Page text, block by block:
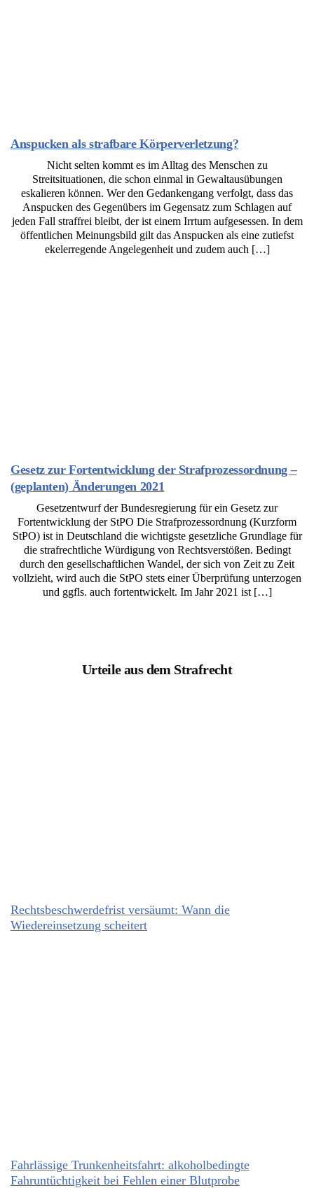
Anspucken als strafbare Körperverletzung?
Nicht selten kommt es im Alltag des Menschen zu
Streitsituationen, die schon einmal in Gewaltausübungen
eskalieren können. Wer den Gedankengang verfolgt, dass das
Anspucken des Gegenübers im Gegensatz zum Schlagen auf
jeden Fall straffrei bleibt, der ist einem Irrtum aufgesessen. In dem
öffentlichen Meinungsbild gilt das Anspucken als eine zutiefst
ekelerregende Angelegenheit und zudem auch […]
Gesetz zur Fortentwicklung der Strafprozessordnung –
(geplanten) Änderungen 2021
Gesetzentwurf der Bundesregierung für ein Gesetz zur
Fortentwicklung der StPO Die Strafprozessordnung (Kurzform
StPO) ist in Deutschland die wichtigste gesetzliche Grundlage für
die strafrechtliche Würdigung von Rechtsverstößen. Bedingt
durch den gesellschaftlichen Wandel, der sich von Zeit zu Zeit
vollzieht, wird auch die StPO stets einer Überprüfung unterzogen
und ggfls. auch fortentwickelt. Im Jahr 2021 ist […]
Urteile aus dem Strafrecht
Rechtsbeschwerdefrist versäumt: Wann die
Wiedereinsetzung scheitert
Fahrlässige Trunkenheitsfahrt: alkoholbedingte
Fahruntüchtigkeit bei Fehlen einer Blutprobe